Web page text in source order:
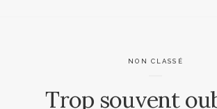
NON CLASSÉ
Trop souvent